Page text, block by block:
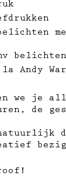
belichten
la Andy
we je
de